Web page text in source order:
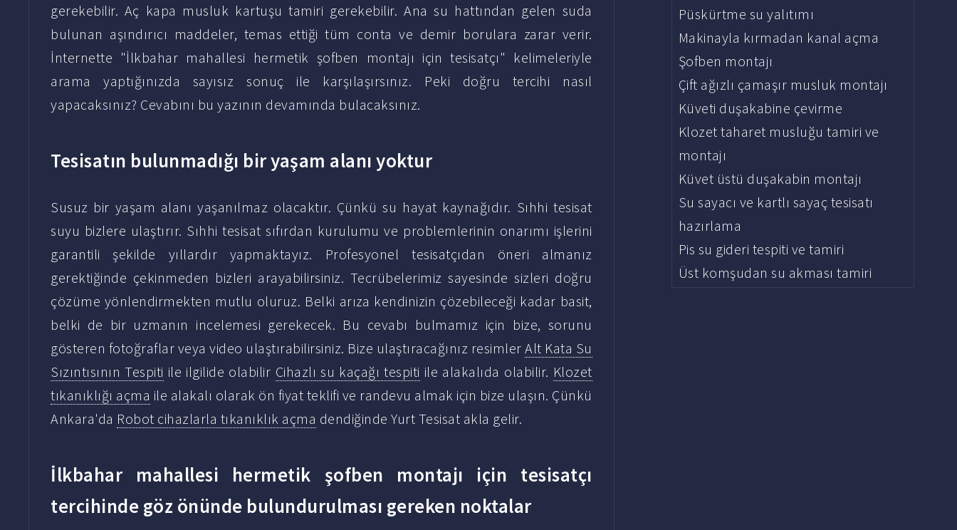
gerekebilir. Aç kapa musluk kartuşu tamiri gerekebilir. Ana su hattından gelen suda
bulunan aşındırıcı maddeler, temas ettiği tüm conta ve demir borulara zarar verir.
İnternette "İlkbahar mahallesi hermetik şofben montajı için tesisatçı" kelimeleriyle
arama yaptığınızda sayısız sonuç ile karşılaşırsınız. Peki doğru tercihi nasıl
yapacaksınız? Cevabını bu yazının devamında bulacaksınız.
Tesisatın bulunmadığı bir yaşam alanı yoktur
Susuz bir yaşam alanı yaşanılmaz olacaktır. Çünkü su hayat kaynağıdır. Sıhhi tesisat
suyu bizlere ulaştırır. Sıhhi tesisat sıfırdan kurulumu ve problemlerinin onarımı işlerini
garantili şekilde yıllardır yapmaktayız. Profesyonel tesisatçıdan öneri almanız
gerektiğinde çekinmeden bizleri arayabilirsiniz. Tecrübelerimiz sayesinde sizleri doğru
çözüme yönlendirmekten mutlu oluruz. Belki arıza kendinizin çözebileceği kadar basit,
belki de bir uzmanın incelemesi gerekecek. Bu cevabı bulmamız için bize, sorunu
gösteren fotoğraflar veya video ulaştırabilirsiniz. Bize ulaştıracağınız resimlerAlt Kata Su
Sızıntısının Tespiti ile ilgilide olabilir Cihazlı su kaçağı tespiti ile alakalıda olabilir. Klozet
tıkanıklığı açma ile alakalı olarak ön fiyat teklifi ve randevu almak için bize ulaşın. Çünkü
Ankara'da Robot cihazlarla tıkanıklık açma dendiğinde Yurt Tesisat akla gelir.
İlkbahar mahallesi hermetik şofben montajı için tesisatçı
tercihinde göz önünde bulundurulması gereken noktalar
Püskürtme su yalıtımı
Makinayla kırmadan kanal açma
Şofben montajı
Çift ağızlı çamaşır musluk montajı
Küveti duşakabine çevirme
Klozet taharet musluğu tamiri ve
montajı
Küvet üstü duşakabin montajı
Su sayacı ve kartlı sayaç tesisatı
hazırlama
Pis su gideri tespiti ve tamiri
Üst komşudan su akması tamiri